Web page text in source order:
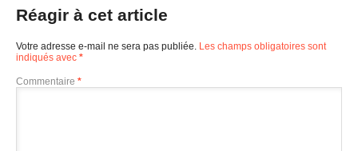
Réagir à cet article
Votre adresse e-mail ne sera pas publiée. Les champs obligatoires sont
indiqués avec *
Commentaire *